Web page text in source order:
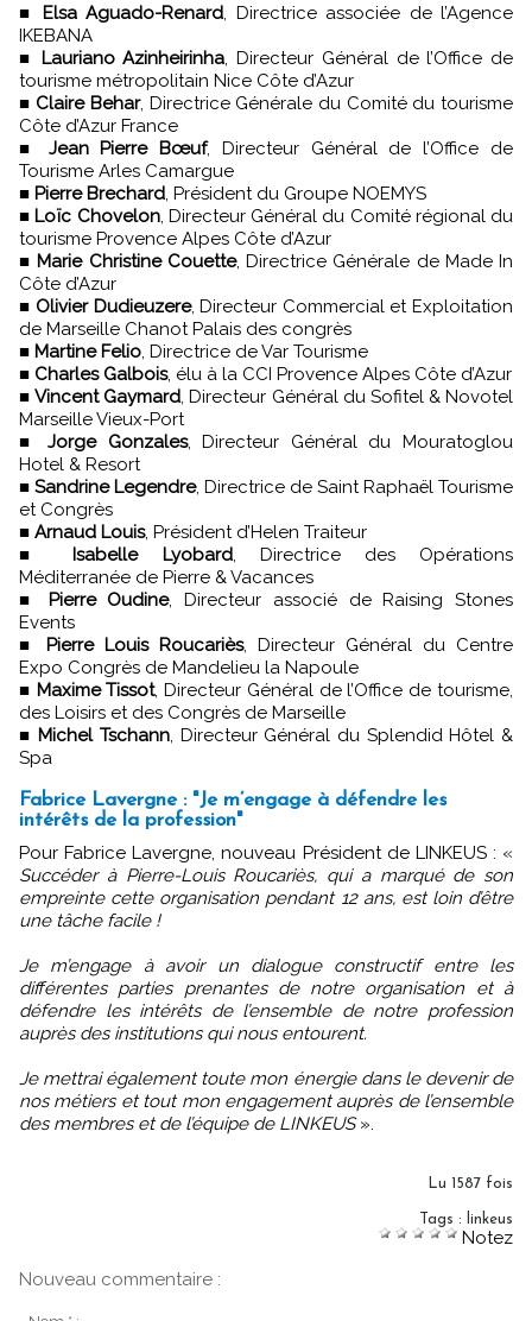
■ Elsa Aguado-Renard, Directrice associée de l’Agence
IKEBANA
■ Lauriano Azinheirinha, Directeur Général de l’Office de
tourisme métropolitain Nice Côte d’Azur
■ Claire Behar, Directrice Générale du Comité du tourisme
Côte d’Azur France
■ Jean Pierre Bœuf, Directeur Général de l’Office de
Tourisme Arles Camargue
■ Pierre Brechard, Président du Groupe NOEMYS
■ Loïc Chovelon, Directeur Général du Comité régional du
tourisme Provence Alpes Côte d’Azur
■ Marie Christine Couette, Directrice Générale de Made In
Côte d’Azur
■ Olivier Dudieuzere, Directeur Commercial et Exploitation
de Marseille Chanot Palais des congrès
■ Martine Felio, Directrice de Var Tourisme
■ Charles Galbois, élu à la CCI Provence Alpes Côte d’Azur
■Vincent Gaymard, Directeur Général du Sofitel & Novotel
Marseille Vieux-Port
■Jorge Gonzales, Directeur Général du Mouratoglou
Hotel & Resort
■ Sandrine Legendre, Directrice de Saint Raphaël Tourisme
et Congrès
■ Arnaud Louis, Président d’Helen Traiteur
■ Isabelle Lyobard, Directrice des Opérations
Méditerranée de Pierre & Vacances
■ Pierre Oudine, Directeur associé de Raising Stones
Events
■ Pierre Louis Roucariès, Directeur Général du Centre
Expo Congrès de Mandelieu la Napoule
■ Maxime Tissot, Directeur Général de l’Office de tourisme,
des Loisirs et des Congrès de Marseille
■ Michel Tschann, Directeur Général du Splendid Hôtel &
Spa
Fabrice Lavergne : "Je m’engage à défendre les
intérêts de la profession"
Pour Fabrice Lavergne, nouveau Président de LINKEUS : «
Succéder à Pierre-Louis Roucariès, qui a marqué de son
empreinte cette organisation pendant 12 ans, est loin d’être
une tâche facile !
Je m’engage à avoir un dialogue constructif entre les
différentes parties prenantes de notre organisation et à
défendre les intérêts de l’ensemble de notre profession
auprès des institutions qui nous entourent.
Je mettrai également toute mon énergie dans le devenir de
nos métiers et tout mon engagement auprès de l’ensemble
des membres et de l’équipe de LINKEUS».
Lu 1587 fois
Tags : linkeus
Notez
Nouveau commentaire :